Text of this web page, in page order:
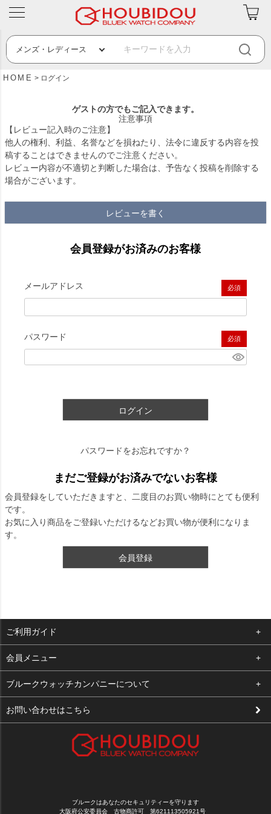
HOME ログイン
ゲストの方でもご記入できます。
注意事項
【レビュー記入時のご注意】
他人の権利、利益、名誉などを損ねたり、法令に違反する内容を投
稿することはできませんのでご注意ください。
レビュー内容が不適切と判断した場合は、予告なく投稿を削除する
場合がございます。
レビューを書く
会員登録がお済みのお客様
メールアドレス
(必須)
パスワード
(必須)
ログイン
パスワードをお忘れですか？
まだご登録がお済みでないお客様
会員登録をしていただきますと、二度目のお買い物時にとても便利
です。
お気に入り商品をご登録いただけるなどお買い物が便利になりま
す。
会員登録
ご利用ガイド
よくある質問
支払い・送料
修理依頼
会員メニュー
ログイン
お気に入り
ブルークウォッチカンパニーについて
会社概要
お問い合わせはこちら
ブルークはあなたのセキュリティーを守ります
大阪府公安委員会 古物商許可 第621113505921号